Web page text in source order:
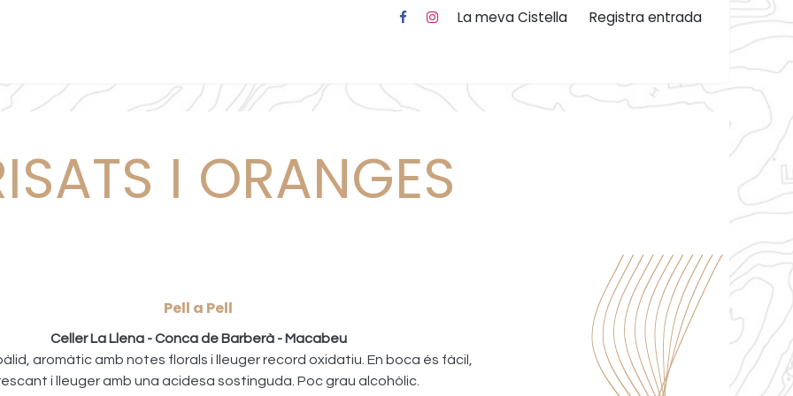
La meva Cistella Registra entrada
I ORANGES
Pell a Pell
Celler La Llena - Conca de Barberà - Macabeu
aromàtic amb notes florals i lleuger record oxidatiu. En boca és fàcil,
i lleuger amb una acidesa sostinguda. Poc grau alcohòlic.